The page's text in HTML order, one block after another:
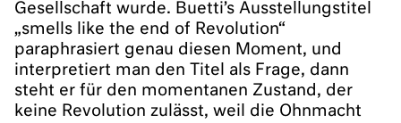
Gesellschaft wurde. Buetti’s Ausstellungstitel
„smells like the end of Revolution“
paraphrasiert genau diesen Moment, und
interpretiert man den Titel als Frage, dann
steht er für den momentanen Zustand, der
keine Revolution zulässt, weil die Ohnmacht